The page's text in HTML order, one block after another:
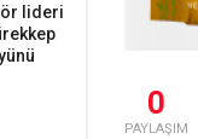
lideri
0
PAYLAŞIM